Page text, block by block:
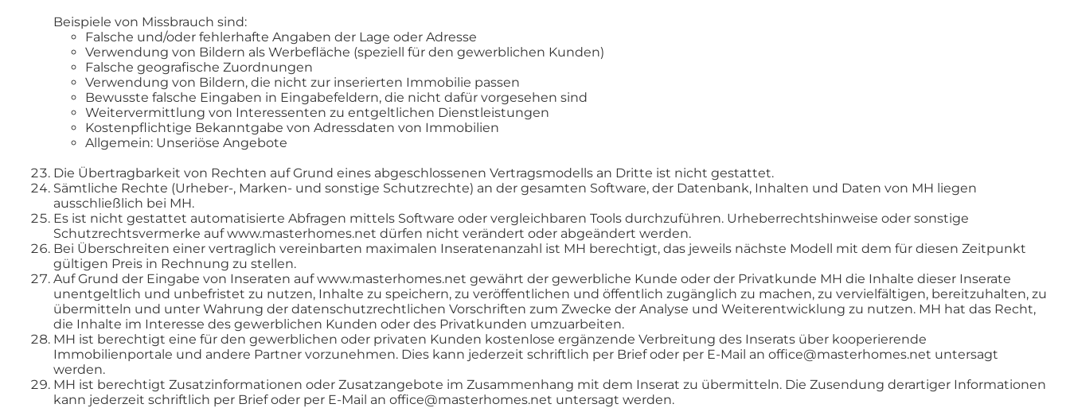
Beispiele von Missbrauch sind:
Falsche und/oder fehlerhafte Angaben der Lage oder Adresse
Verwendung von Bildern als Werbefläche (speziell für den gewerblichen Kunden)
Falsche geografische Zuordnungen
Verwendung von Bildern, die nicht zur inserierten Immobilie passen
Bewusste falsche Eingaben in Eingabefeldern, die nicht dafür vorgesehen sind
Weitervermittlung von Interessenten zu entgeltlichen Dienstleistungen
Kostenpflichtige Bekanntgabe von Adressdaten von Immobilien
Allgemein: Unseriöse Angebote
Die Übertragbarkeit von Rechten auf Grund eines abgeschlossenen Vertragsmodells an Dritte ist nicht gestattet.
Sämtliche Rechte (Urheber-, Marken- und sonstige Schutzrechte) an der gesamten Software, der Datenbank, Inhalten und Daten von MH liegen
ausschließlich bei MH.
Es ist nicht gestattet automatisierte Abfragen mittels Software oder vergleichbaren Tools durchzuführen. Urheberrechtshinweise oder sonstige
Schutzrechtsvermerke auf www.masterhomes.net dürfen nicht verändert oder abgeändert werden.
Bei Überschreiten einer vertraglich vereinbarten maximalen Inseratenanzahl ist MH berechtigt, das jeweils nächste Modell mit dem für diesen Zeitpunkt
gültigen Preis in Rechnung zu stellen.
Auf Grund der Eingabe von Inseraten auf www.masterhomes.net gewährt der gewerbliche Kunde oder der Privatkunde MH die Inhalte dieser Inserate
unentgeltlich und unbefristet zu nutzen, Inhalte zu speichern, zu veröffentlichen und öffentlich zugänglich zu machen, zu vervielfältigen, bereitzuhalten, zu
übermitteln und unter Wahrung der datenschutzrechtlichen Vorschriften zum Zwecke der Analyse und Weiterentwicklung zu nutzen. MH hat das Recht,
die Inhalte im Interesse des gewerblichen Kunden oder des Privatkunden umzuarbeiten.
MH ist berechtigt eine für den gewerblichen oder privaten Kunden kostenlose ergänzende Verbreitung des Inserats über kooperierende
Immobilienportale und andere Partner vorzunehmen. Dies kann jederzeit schriftlich per Brief oder per E-Mail an office@masterhomes.net untersagt
werden.
MH ist berechtigt Zusatzinformationen oder Zusatzangebote im Zusammenhang mit dem Inserat zu übermitteln. Die Zusendung derartiger Informationen
kann jederzeit schriftlich per Brief oder per E-Mail an office@masterhomes.net untersagt werden.